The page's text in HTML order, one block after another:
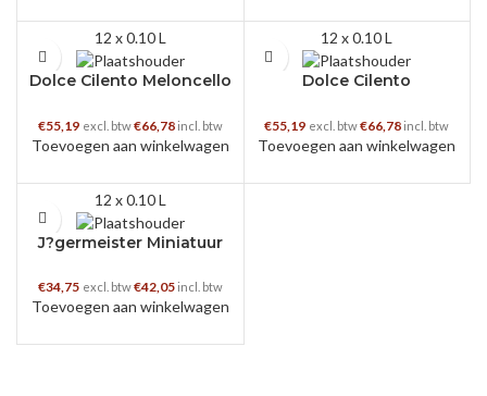
12 x 0.10 L
Dolce Cilento Meloncello
€55,19 excl. btw€66,78incl. btw
Toevoegen aan winkelwagen
12 x 0.10 L
Dolce Cilento
€55,19 excl. btw€66,78 incl. btw
Toevoegen aan winkelwagen
12 x 0.10 L
J?germeister Miniatuur
€34,75 excl. btw€42,05incl. btw
Toevoegen aan winkelwagen